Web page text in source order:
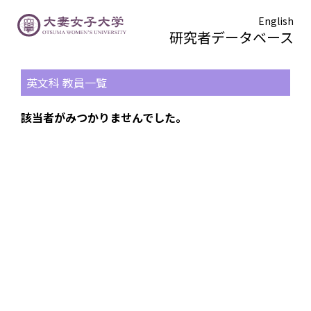
English
研究者データベース
英文科 教員一覧
該当者がみつかりませんでした。